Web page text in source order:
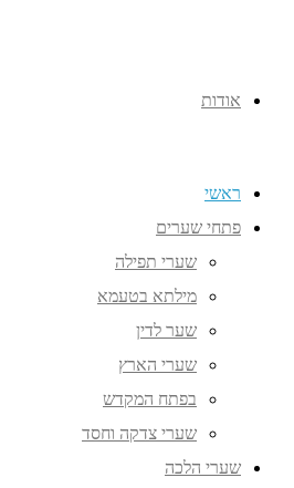
אודות
ראשי
פתחי שערים
שערי תפילה
מילתא בטעמא
שער לדין
שערי הארץ
בפתח המקדש
שערי צדקה וחסד
שערי הלכה